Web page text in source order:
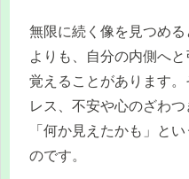
無限に続く像を見つめ
よりも、自分の内側へ
覚えることがあります
レス、不安や心のざわつ
「何か見えたかも」と
のです。